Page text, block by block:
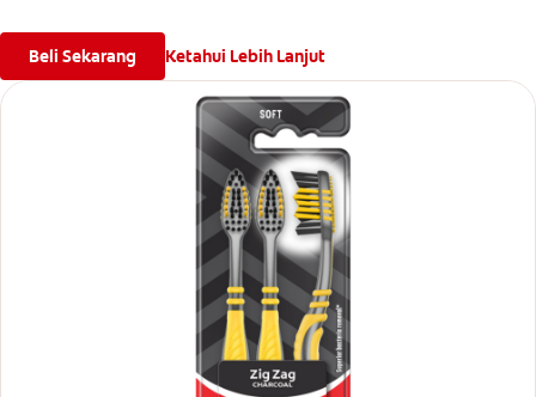
Beli Sekarang Ketahui Lebih Lanjut